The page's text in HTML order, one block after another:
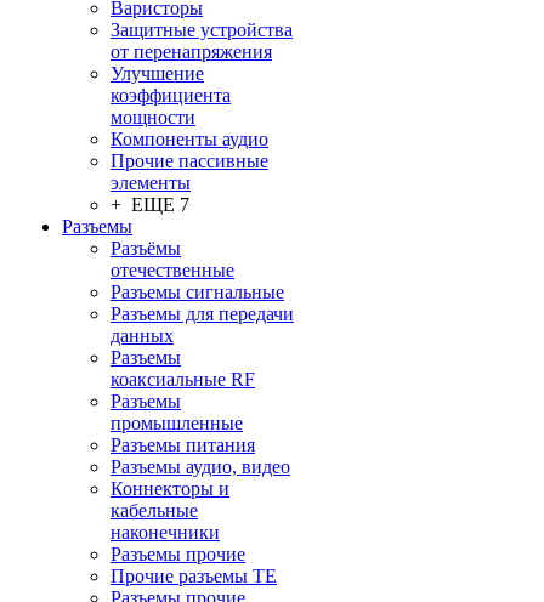
Варисторы
Защитные устройства
от перенапряжения
Улучшение
коэффициента
мощности
Компоненты аудио
Прочие пассивные
элементы
+ ЕЩЕ 7
Разъeмы
Разъёмы
отечественные
Разъeмы сигнальные
Разъeмы для передачи
данных
Разъeмы
коаксиальные RF
Разъeмы
промышленные
Разъeмы питания
Разъeмы аудио, видео
Коннекторы и
кабельные
наконечники
Разъeмы прочие
Прочие разъемы TE
Разъемы прочие